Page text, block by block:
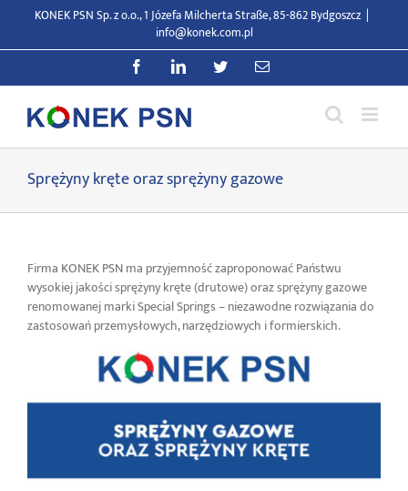
springen
KONEK PSN Sp. z o.o., 1 Józefa Milcherta Straße, 85-862 Bydgoszcz |
info@konek.com.pl
FacebookLinkedInTwitterE-
Sprężyny kręte oraz sprężyny gazowe
Firma KONEK PSN ma przyjemność zaproponować Państwu
wysokiej jakości sprężyny kręte (drutowe) oraz sprężyny gazowe
renomowanej marki Special Springs – niezawodne rozwiązania do
zastosowań przemysłowych, narzędziowych i formierskich.